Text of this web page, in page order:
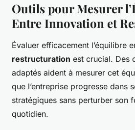
Outils pour Mesurer
Entre Innovation et
Évaluer efficacement l’équilibre
restructuration est crucial. Des
adaptés aident à mesurer cet
que l’entreprise progresse dans
stratégiques sans perturber son
quotidien.